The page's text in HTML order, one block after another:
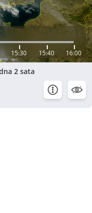
15:30 15:40 16:00
2 sata